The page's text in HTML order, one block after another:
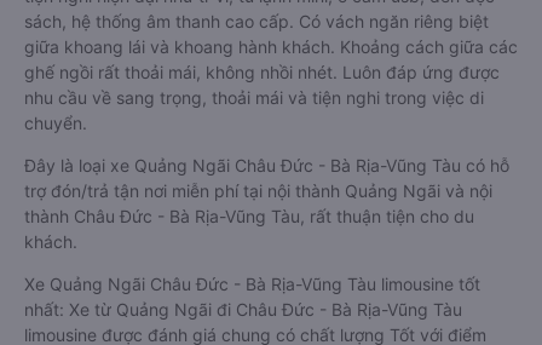
sách, hệ thống âm thanh cao cấp. Có vách ngăn riêng biệt
giữa khoang lái và khoang hành khách. Khoảng cách giữa các
ghế ngồi rất thoải mái, không nhồi nhét. Luôn đáp ứng được
nhu cầu về sang trọng, thoải mái và tiện nghi trong việc di
chuyển.
Đây là loại xe Quảng Ngãi Châu Đức - Bà Rịa-Vũng Tàu có hỗ
trợ đón/trả tận nơi miễn phí tại nội thành Quảng Ngãi và nội
thành Châu Đức - Bà Rịa-Vũng Tàu, rất thuận tiện cho du
khách.
Xe Quảng Ngãi Châu Đức - Bà Rịa-Vũng Tàu limousine tốt
nhất: Xe từ Quảng Ngãi đi Châu Đức - Bà Rịa-Vũng Tàu
limousine được đánh giá chung có chất lượng Tốt với điểm